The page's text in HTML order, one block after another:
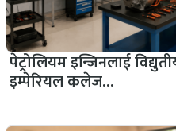
पेट्रोलियम इन्जिनलाई
इम्पेरियल कलेज…